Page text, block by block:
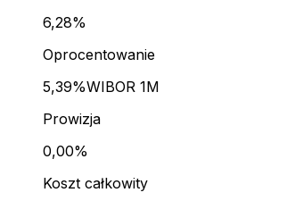
6,28%
Oprocentowanie
5,39%WIBOR 1M
Prowizja
0,00%
Koszt całkowity